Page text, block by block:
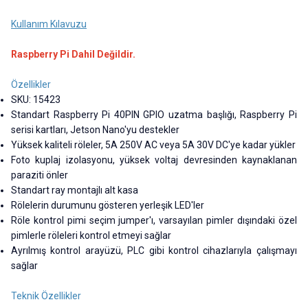
Kullanım Kılavuzu
Raspberry Pi Dahil Değildir.
Özellikler
SKU: 15423
Standart Raspberry Pi 40PIN GPIO uzatma başlığı, Raspberry Pi
serisi kartları, Jetson Nano'yu destekler
Yüksek kaliteli röleler, 5A 250V AC veya 5A 30V DC'ye kadar yükler
Foto kuplaj izolasyonu, yüksek voltaj devresinden kaynaklanan
paraziti önler
Standart ray montajlı alt kasa
Rölelerin durumunu gösteren yerleşik LED'ler
Röle kontrol pimi seçim jumper'ı, varsayılan pimler dışındaki özel
pimlerle röleleri kontrol etmeyi sağlar
Ayrılmış kontrol arayüzü, PLC gibi kontrol cihazlarıyla çalışmayı
sağlar
Teknik Özellikler